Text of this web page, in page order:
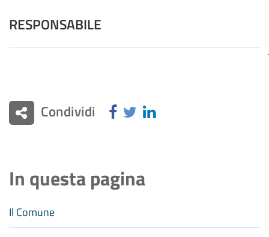
RESPONSABILE
Condividi
In questa pagina
Il Comune